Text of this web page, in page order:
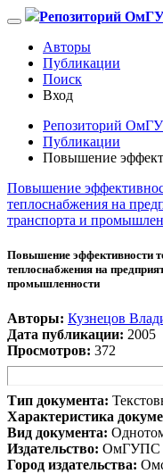
Репозиторий
Авторы
Публикации
Поиск
Вход
Репозиторий
Публикации
Повышение
Повышение
теплоснабжения на
транспорта и
Повышение эффективности
теплоснабжения на
промышленности
Авторы: Кузнецов
Дата публикации: 2005
Просмотров: 372
Тип документа:
Характеристика
Вид документа:
Издательство: ОмГУПС
Город издательства: